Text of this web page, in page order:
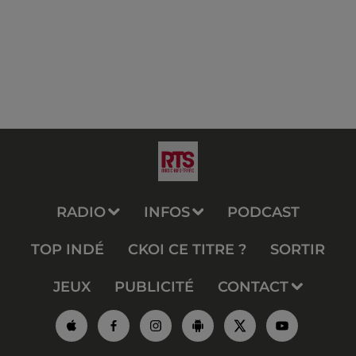
RADIO INFOS PODCAST
TOP INDÉ CKOI CE TITRE ? SORTIR
JEUX PUBLICITÉ CONTACT